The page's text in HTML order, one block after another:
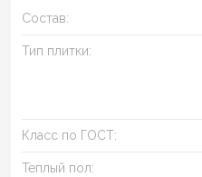
Состав:
Тип плитки:
Класс по ГОСТ:
Теплый пол: